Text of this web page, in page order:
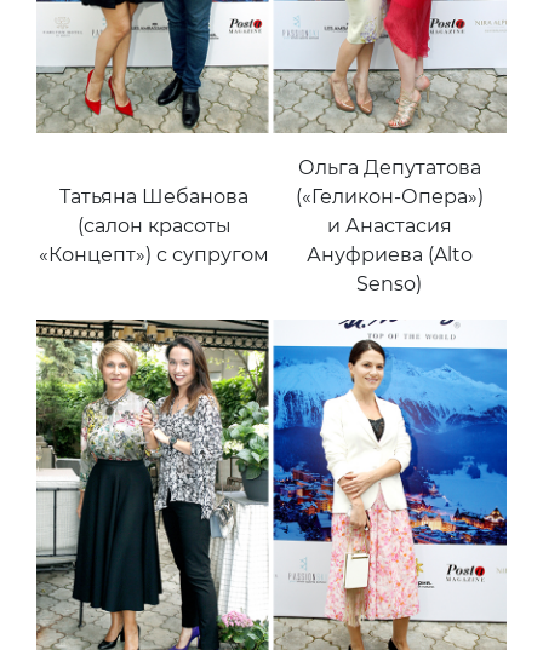
Татьяна Шебанова
(салон красоты
«Концепт») с супругом
Ольга Депутатова
(«Геликон-Опера»)
и Анастасия
Ануфриева (Alto
Senso)